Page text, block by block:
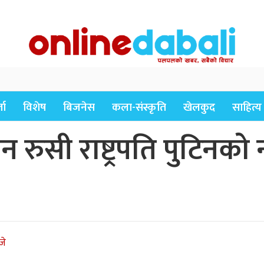
विशेष बिजनेस कला-संस्कृति खेलकुद साहित्य
राष्ट्रपति